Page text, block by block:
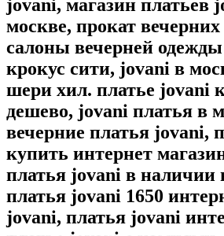
jovani, магазин платьев
москве, прокат
салоны вечерней
крокус сити, jovani в
шери хил. платье jovani
дешево, jovani платья в
вечерние платья jovani,
купить интернет
платья jovani в наличии
платья jovani 1650
jovani, платья jovani